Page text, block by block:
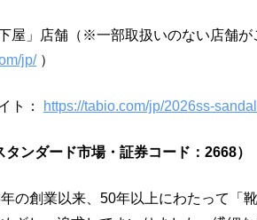
屋」店舗（※一部取扱いのない店舗
jp/）
ト： https://tabio.com/jp/2026ss-
ンダード市場・証券コード：2668）
の創業以来、50年以上にわたって「